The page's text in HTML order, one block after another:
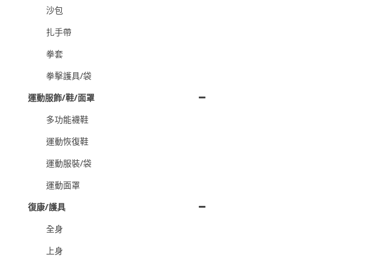
沙包
扎手帶
拳套
拳擊護具/袋
運動服飾/鞋/面罩
多功能襪鞋
運動恢復鞋
運動服裝/袋
運動面罩
復康/護具
全身
上身